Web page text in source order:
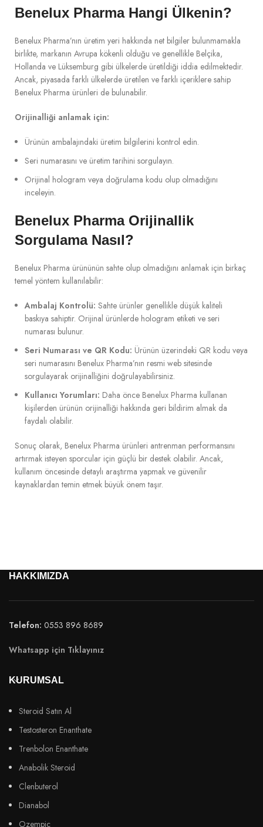
Benelux Pharma Hangi Ülkenin?
Benelux Pharma’nın üretim yeri hakkında net bilgiler bulunmamakla
birlikte, markanın Avrupa kökenli olduğu ve genellikle Belçika,
Hollanda ve Lüksemburg gibi ülkelerde üretildiği iddia edilmektedir.
Ancak, piyasada farklı ülkelerde üretilen ve farklı içeriklere sahip
Benelux Pharma ürünleri de bulunabilir.
Orijinalliği anlamak için:
Ürünün ambalajındaki üretim bilgilerini kontrol edin.
Seri numarasını ve üretim tarihini sorgulayın.
Orijinal hologram veya doğrulama kodu olup olmadığını
inceleyin.
Benelux Pharma Orijinallik
Sorgulama Nasıl?
Benelux Pharma ürününün sahte olup olmadığını anlamak için birkaç
temel yöntem kullanılabilir:
Ambalaj Kontrolü: Sahte ürünler genellikle düşük kaliteli
baskıya sahiptir. Orijinal ürünlerde hologram etiketi ve seri
numarası bulunur.
Seri Numarası ve QR Kodu: Ürünün üzerindeki QR kodu veya
seri numarasını Benelux Pharma’nın resmi web sitesinde
sorgulayarak orijinalliğini doğrulayabilirsiniz.
Kullanıcı Yorumları: Daha önce Benelux Pharma kullanan
kişilerden ürünün orijinalliği hakkında geri bildirim almak da
faydalı olabilir.
Sonuç olarak, Benelux Pharma ürünleri antrenman performansını
artırmak isteyen sporcular için güçlü bir destek olabilir. Ancak,
kullanım öncesinde detaylı araştırma yapmak ve güvenilir
kaynaklardan temin etmek büyük önem taşır.
HAKKIMIZDA
Telefon: 0553 896 8689
Whatsapp için Tıklayınız
KURUMSAL
Steroid Satın Al
Testosteron Enanthate
Trenbolon Enanthate
Anabolik Steroid
Clenbuterol
Dianabol
Ozempic